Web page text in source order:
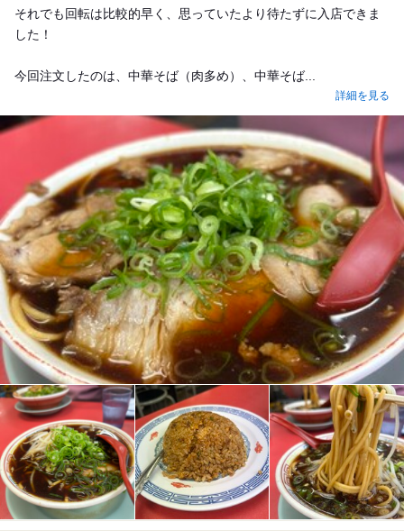
それでも回転は比較的早く、思っていたより待たずに入店できま
した！
今回注文したのは、中華そば（肉多め）、中華そば...
詳細を見る